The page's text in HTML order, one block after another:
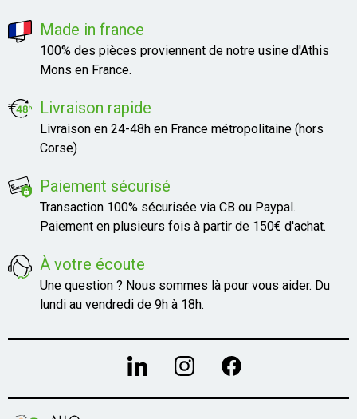
Made in france
100% des pièces proviennent de notre usine d'Athis
Mons en France.
Livraison rapide
Livraison en 24-48h en France métropolitaine (hors
Corse)
Paiement sécurisé
Transaction 100% sécurisée via CB ou Paypal.
Paiement en plusieurs fois à partir de 150€ d'achat.
À votre écoute
Une question ? Nous sommes là pour vous aider. Du
lundi au vendredi de 9h à 18h.